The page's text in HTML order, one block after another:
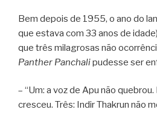
Bem depois de 1955, o ano do
que estava com 33 anos de
que três milagrosas não
Panther Panchalipudesse ser
– “Um: a voz de Apu não
cresceu. Três: Indir Thakrun não